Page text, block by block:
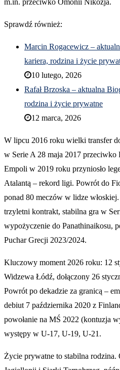
m.in. przeciwko Omonii Nikozja.
Sprawdź również:
Marcin Rogacewicz –
kariera, rodzina i życie
10 lutego, 2026
Rafał Brzoska – aktualna
rodzina i życie prywatne
12 marca, 2026
W lipcu 2016 roku wielki transfer
w Serie A 28 maja 2017 przeciwko
Empoli w 2019 roku przyniosło
Atalantą – rekord ligi. Powrót do
ponad 80 meczów w lidze
trzyletni kontrakt, stabilna gra w
wypożyczenie do Panathinaikosu,
Puchar Grecji 2023/2024.
Kluczowy moment 2026 roku: 12
Widzewa Łódź, dołączony 26
Powrót po dekadzie za granicą –
debiut 7 października 2020 z
powołanie na MŚ 2022 (kontuzja
występy w U-17, U-19, U-21.
Życie prywatne to stabilna rodzina.